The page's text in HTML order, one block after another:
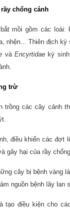
chổng cánh
mồi gồm các loài:
nhện... Thiên địch ký
và Encyrtidaeký sinh
trừ
trồng các cây cảnh
điều khiển các đợt
gây hại của rầy
cây bị bệnh vàng
nguồn bệnh lây lan
tạo điều kiện cho